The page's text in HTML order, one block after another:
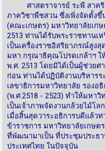
ศาสตราจารย์ ระพี สาคริก
ภาควิชาพืชสวน ซึ่งเพิ่งจัดตั้ง
(คณะเกษตร) มหาวิทยาลัยเกษ
2513 ท่านได้รับพระราชทานเ
เป็นเครื่องราชอิสริยาภรณ์สูง
มหา กรุณาธิคุณโปรดเกล้าฯ ใ
พ.ศ. 2513 โดยมิได้เป็นผู้ช่วยศ
ก่อน ท่านได้ปฏิบัติงานบริหาร
เลขาธิการมหาวิทยาลัย รองอ
(พ.ศ.2518 - 2523) ทำให้มหา
เป็นเจ้าภาพจัดงานกล้วยไม้โล
เมื่อสิ้นสุดวาระอธิการบดีแล้ว
ข้าราชการ มหาวิทยาลัยเกษต
ที่พัฒนามาเป็น ที่ประชุมประธ
ประเทศไทย ในปัจจุบัน